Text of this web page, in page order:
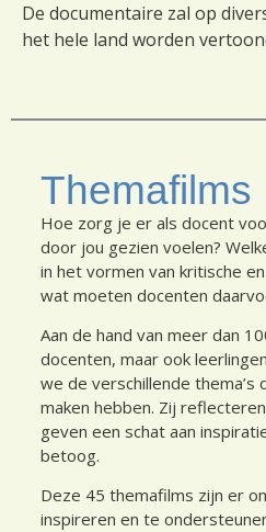
De documentaire zal op
het hele land worden
Themafilms
Hoe zorg je er als docent
door jou gezien voelen?
in het vormen van kritische
wat moeten docenten
Aan de hand van meer dan
docenten, maar ook
we de verschillende thema’s
maken hebben. Zij
geven een schat aan
betoog.
Deze 45 themafilms zijn er
inspireren en te